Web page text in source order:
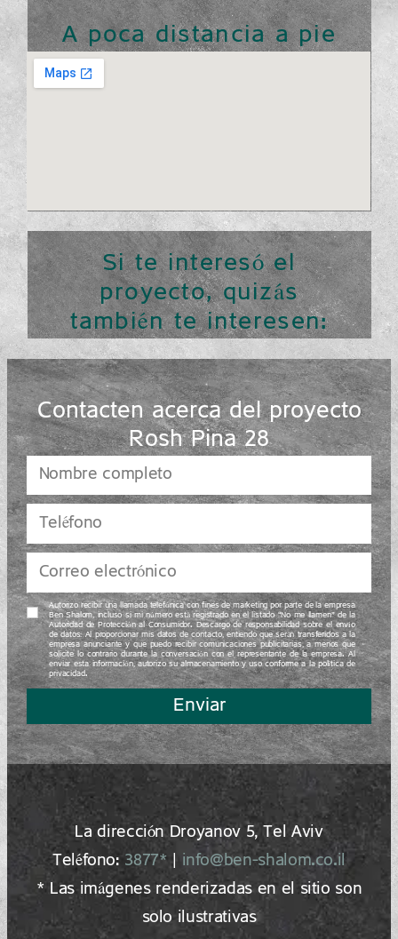
A poca distancia a pie
Si te interesó el
proyecto, quizás
también te interesen:
Contacten acerca del proyecto
Rosh Pina 28
Autorizo recibir una llamada telefónica con fines de marketing por parte de la empresa
Ben Shalom, incluso si mi número está registrado en el listado “No me llamen” de la
Autoridad de Protección al Consumidor. Descargo de responsabilidad sobre el envío
de datos: Al proporcionar mis datos de contacto, entiendo que serán transferidos a la
empresa anunciante y que puedo recibir comunicaciones publicitarias, a menos que
solicite lo contrario durante la conversación con el representante de la empresa. Al
enviar esta información, autorizo su almacenamiento y uso conforme a la política de
privacidad.
Enviar
La dirección Droyanov 5, Tel Aviv
Teléfono:3877* | info@ben-shalom.co.il
* Las imágenes renderizadas en el sitio son
solo ilustrativas